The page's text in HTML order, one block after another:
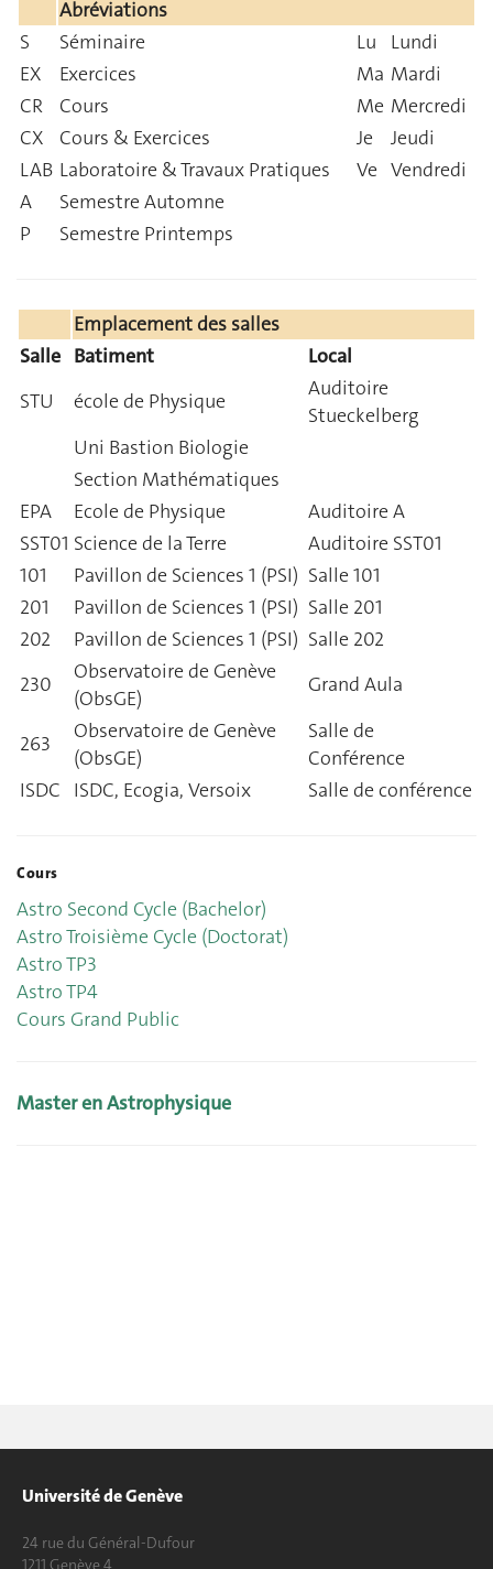
Abréviations
S
Séminaire Lu
Lundi
EX
Exercices Ma Mardi
CR
Cours Me Mercredi
CX
Cours & Exercices Je
Jeudi
LAB Laboratoire & Travaux Pratiques Ve Vendredi
A
Semestre Automne
P
Semestre Printemps
Emplacement des salles
Salle Batiment
Local
STU
école de Physique
Auditoire
Stueckelberg
Uni Bastion Biologie
Section Mathématiques
EPA
Ecole de Physique
Auditoire A
SST01 Science de la Terre
Auditoire SST01
101
Pavillon de Sciences 1 (PSI) Salle 101
201
Pavillon de Sciences 1 (PSI) Salle 201
202
Pavillon de Sciences 1 (PSI) Salle 202
230
Observatoire de Genève
(ObsGE)
Grand Aula
263
Observatoire de Genève
(ObsGE)
Salle de
Conférence
ISDC ISDC, Ecogia, Versoix Salle de conférence
Cours
Astro Second Cycle (Bachelor)
Astro Troisième Cycle (Doctorat)
Astro TP3
Astro TP4
Cours Grand Public
Master en Astrophysique
Université de Genève
24 rue du Général-Dufour
1211 Genève 4